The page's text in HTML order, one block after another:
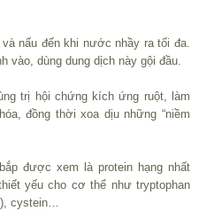
nấu đến khi nước nhầy ra tối đa.
vào, dùng dung dịch này gội đầu.
trị hội chứng kích ứng ruột, làm
đồng thời xoa dịu những “niềm
được xem là protein hạng nhất
yếu cho cơ thể như tryptophan
cystein…